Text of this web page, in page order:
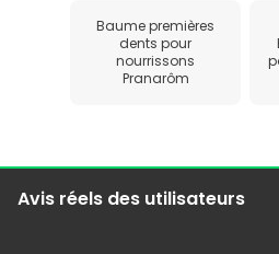
Baume premières
dents pour
nourrissons
Pranarôm
Avis réels des utilisateurs